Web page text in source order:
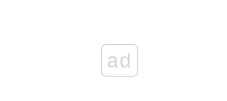
ad